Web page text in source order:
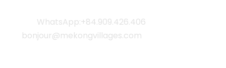
WhatsApp:+84.909.426.406
bonjour@mekongvillages.com